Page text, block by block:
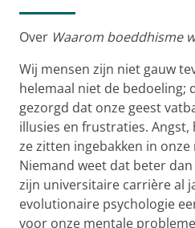
Over Waarom boeddhisme
Wij mensen zijn niet gauw
helemaal niet de bedoeling;
gezorgd dat onze geest
illusies en frustraties. Angst,
ze zitten ingebakken in
Niemand weet dat beter
zijn universitaire carrière al
evolutionaire psychologie
voor onze mentale